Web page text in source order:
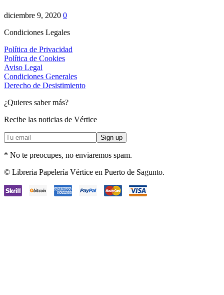
diciembre 9, 2020 0
Condiciones Legales
Política de Privacidad
Política de Cookies
Aviso Legal
Condiciones Generales
Derecho de Desistimiento
¿Quieres saber más?
Recibe las noticias de Vértice
* No te preocupes, no enviaremos spam.
Facebook
Instagram
© Libreria Papelería Vértice en Puerto de Sagunto.